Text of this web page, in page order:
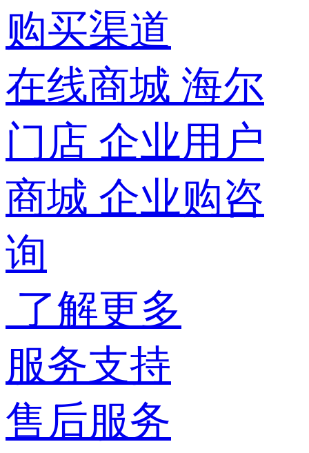
购买渠道
在线商城 海尔
门店 企业用户
商城 企业购咨
询
了解更多
服务支持
售后服务